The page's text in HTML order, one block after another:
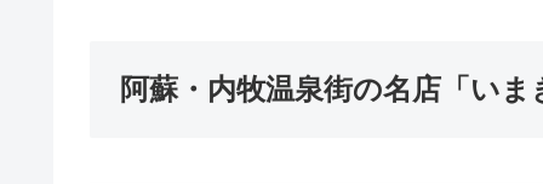
阿蘇・内牧温泉街の名店「いま